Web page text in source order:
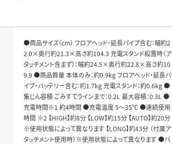
●商品サイズ（cm） フロアヘッド・延長パイプ含む：幅約2
2.0×奥行約21.3×高さ約104.3 充電スタンド設置時（ア
タッチメント含まず）：幅約24.5×奥行約22.8×高さ約10
9.9 ●商品質量 本体のみ：約0.9kg フロアヘッド・延長パ
イプ・バッテリー含む：約1.7kg 充電スタンド：約0.6kg ●
集じん容積 ごみすてラインまで：0.2L 最大容積：0.3L ●
充電時間※1 約4時間 ●充電温度 5～35℃ ●連続使用
時間 ※2 【HIGH】約8分 【LOW】約15分 【AUTO】約20分
※使用状態によって異なります 【LONG】約43分 （付属ア
タッチメント使用時）※使用状態によって異なります ●バ